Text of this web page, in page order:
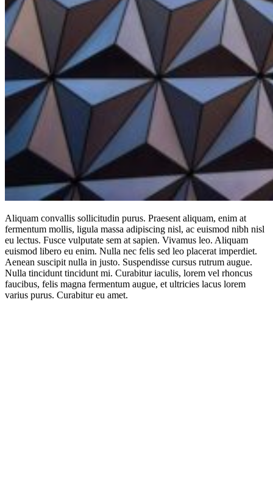
Aliquam convallis sollicitudin purus. Praesent aliquam, enim at
fermentum mollis, ligula massa adipiscing nisl, ac euismod nibh nisl
eu lectus. Fusce vulputate sem at sapien. Vivamus leo. Aliquam
euismod libero eu enim. Nulla nec felis sed leo placerat imperdiet.
Aenean suscipit nulla in justo. Suspendisse cursus rutrum augue.
Nulla tincidunt tincidunt mi. Curabitur iaculis, lorem vel rhoncus
faucibus, felis magna fermentum augue, et ultricies lacus lorem
varius purus. Curabitur eu amet.